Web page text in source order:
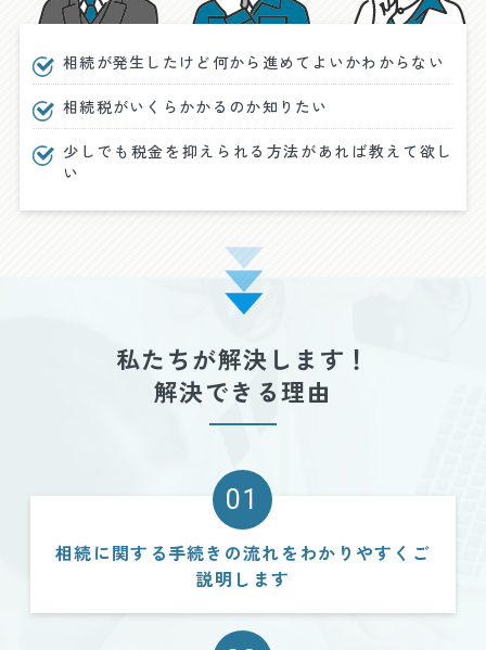
相続が発生したけど何から進めてよいかわからない
相続税がいくらかかるのか知りたい
少しでも税金を抑えられる方法があれば教えて欲し
い
私たちが解決します！
解決できる理由
相続に関する手続きの流れをわかりやすくご
説明します
01